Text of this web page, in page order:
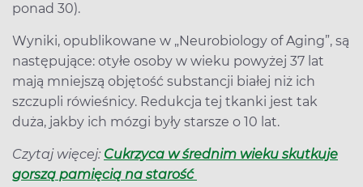
ponad 30).
Wyniki, opublikowane w „Neurobiology of Aging”, są
następujące: otyłe osoby w wieku powyżej 37 lat
mają mniejszą objętość substancji białej niż ich
szczupli rówieśnicy. Redukcja tej tkanki jest tak
duża, jakby ich mózgi były starsze o 10 lat.
Czytaj więcej: Cukrzyca w średnim wieku skutkuje
gorszą pamięcią na starość